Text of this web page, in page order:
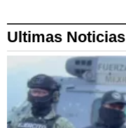
Ultimas Noticias